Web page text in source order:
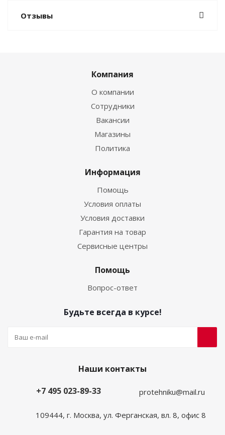
Отзывы
Компания
О компании
Сотрудники
Вакансии
Магазины
Политика
Информация
Помощь
Условия оплаты
Условия доставки
Гарантия на товар
Сервисные центры
Помощь
Вопрос-ответ
Будьте всегда в курсе!
Наши контакты
+7 495 023-89-33
protehniku@mail.ru
109444, г. Москва, ул. Ферганская, вл. 8, офис 8